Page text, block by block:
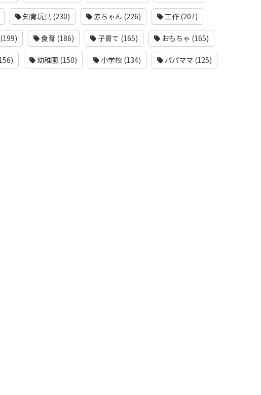
知育玩具 (230) 赤ちゃん (226) 工作 (207)
食育 (186) 子育て (165) おもちゃ (165)
幼稚園 (150) 小学校 (134) パパママ (125)